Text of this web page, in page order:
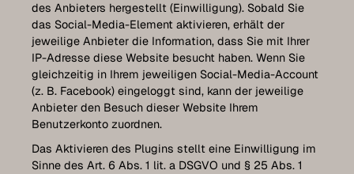
des Anbieters hergestellt (Einwilligung). Sobald Sie
das Social-Media-Element aktivieren, erhält der
jeweilige Anbieter die Information, dass Sie mit Ihrer
IP-Adresse diese Website besucht haben. Wenn Sie
gleichzeitig in Ihrem jeweiligen Social-Media-Account
(z. B. Facebook) eingeloggt sind, kann der jeweilige
Anbieter den Besuch dieser Website Ihrem
Benutzerkonto zuordnen.
Das Aktivieren des Plugins stellt eine Einwilligung im
Sinne des Art. 6 Abs. 1 lit. a DSGVO und § 25 Abs. 1